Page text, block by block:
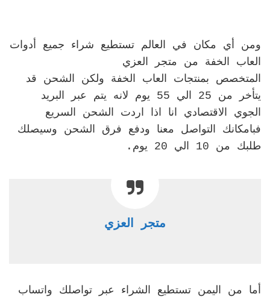
ومن أي مكان في العالم تستطيع شراء جميع أدوات
العاب الخفة من متجر العزي
المتخصص بمنتجات العاب الخفة ولكن الشحن قد
يتأخر من 25 الي 55 يوم لانه يتم عبر البريد
الجوي الاقتصادي انا اذا اردت الشحن السريع
فبامكانك التواصل معنا ودفع فرق الشحن وسيصلك
طلبك من 10 الي 20 يوم.
متجر العزي
أما من اليمن تستطيع الشراء عبر تواصلك واتساب